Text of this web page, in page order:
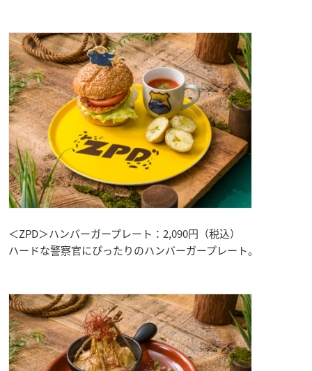
＜ZPD＞ハンバーガープレート：2,090円（税込）
ハードな警察官にぴったりのハンバーガープレート。